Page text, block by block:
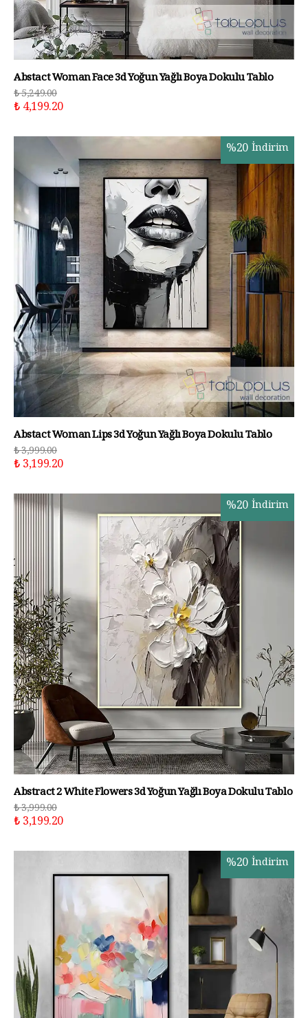
Abstact Woman Face 3d Yoğun Yağlı Boya Dokulu Tablo
₺ 5,249.00
₺ 4,199.20
%20 İndirim
Abstact Woman Lips 3d Yoğun Yağlı Boya Dokulu Tablo
₺ 3,999.00
₺ 3,199.20
%20 İndirim
Abstract 2 White Flowers 3d Yoğun Yağlı Boya Dokulu Tablo
₺ 3,999.00
₺ 3,199.20
%20 İndirim